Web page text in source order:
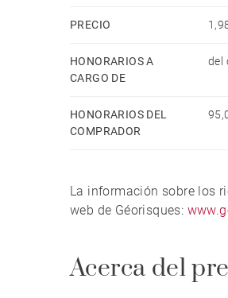
PRECIO
HONORARIOS A
CARGO DE
del
HONORARIOS DEL
COMPRADOR
La información sobre los
web de Géorisques:
Acerca del